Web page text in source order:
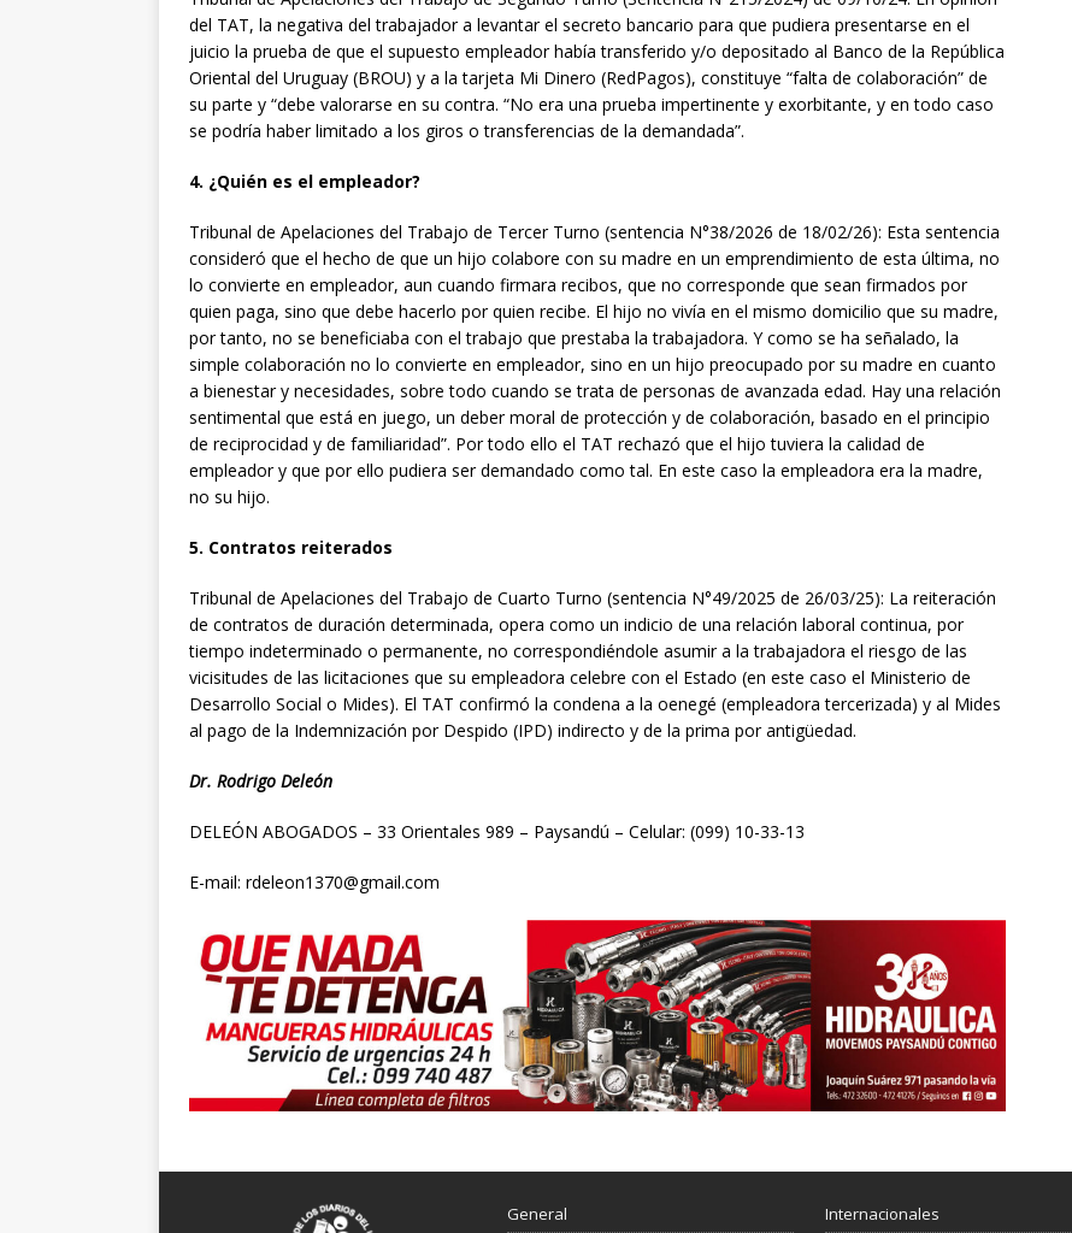
del TAT, la negativa del trabajador a levantar el secreto bancario para que pudiera presentarse en el
juicio la prueba de que el supuesto empleador había transferido y/o depositado al Banco de la República
Oriental del Uruguay (BROU) y a la tarjeta Mi Dinero (RedPagos), constituye “falta de colaboración” de
su parte y “debe valorarse en su contra. “No era una prueba impertinente y exorbitante, y en todo caso
se podría haber limitado a los giros o transferencias de la demandada”.
4. ¿Quién es el empleador?
Tribunal de Apelaciones del Trabajo de Tercer Turno (sentencia N°38/2026 de 18/02/26): Esta sentencia
consideró que el hecho de que un hijo colabore con su madre en un emprendimiento de esta última, no
lo convierte en empleador, aun cuando firmara recibos, que no corresponde que sean firmados por
quien paga, sino que debe hacerlo por quien recibe. El hijo no vivía en el mismo domicilio que su madre,
por tanto, no se beneficiaba con el trabajo que prestaba la trabajadora. Y como se ha señalado, la
simple colaboración no lo convierte en empleador, sino en un hijo preocupado por su madre en cuanto
a bienestar y necesidades, sobre todo cuando se trata de personas de avanzada edad. Hay una relación
sentimental que está en juego, un deber moral de protección y de colaboración, basado en el principio
de reciprocidad y de familiaridad”. Por todo ello el TAT rechazó que el hijo tuviera la calidad de
empleador y que por ello pudiera ser demandado como tal. En este caso la empleadora era la madre,
no su hijo.
5. Contratos reiterados
Tribunal de Apelaciones del Trabajo de Cuarto Turno (sentencia N°49/2025 de 26/03/25): La reiteración
de contratos de duración determinada, opera como un indicio de una relación laboral continua, por
tiempo indeterminado o permanente, no correspondiéndole asumir a la trabajadora el riesgo de las
vicisitudes de las licitaciones que su empleadora celebre con el Estado (en este caso el Ministerio de
Desarrollo Social o Mides). El TAT confirmó la condena a la oenegé (empleadora tercerizada) y al Mides
al pago de la Indemnización por Despido (IPD) indirecto y de la prima por antigüedad.
Dr. Rodrigo Deleón
DELEÓN ABOGADOS – 33 Orientales 989 – Paysandú – Celular: (099) 10-33-13
E-mail: rdeleon1370@gmail.com
General Internacionales